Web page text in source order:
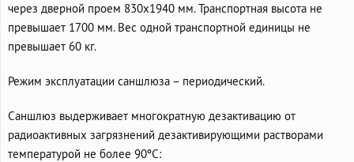
через дверной проем 830х1940 мм. Транспортная высота не
превышает 1700 мм. Вес одной транспортной единицы не
превышает 60 кг.
Режим эксплуатации саншлюза – периодический.
Саншлюз выдерживает многократную дезактивацию от
радиоактивных загрязнений дезактивирующими растворами
температурой не более 90ºС: